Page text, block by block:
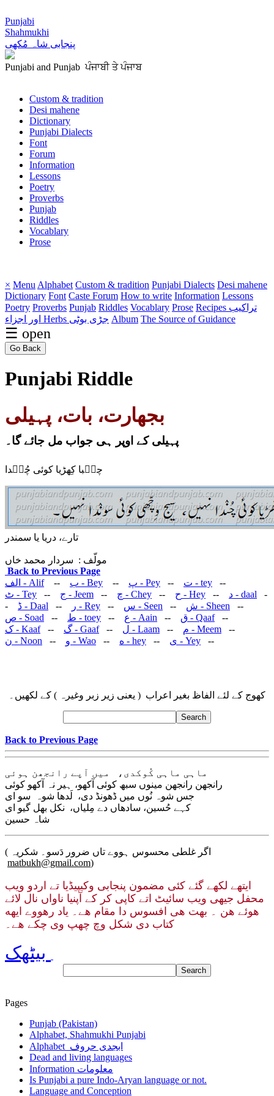
Punjabi
Shahmukhi
پنجابی شاہ مُکھی
Punjabi and Punjab ਪੰਜਾਬੀ ਤੇ ਪੰਜਾਬ
Custom & tradition
Desi mahene
Dictionary
Punjabi Dialects
Font
Forum
Information
Lessons
Poetry
Proverbs
Punjab
Riddles
Vocablary
Prose
× Menu Alphabet Custom & tradition Punjabi Dialects Desi mahene
Dictionary Font Caste Forum How to write Information Lessons
Poetry Proverbs Punjab Riddles Vocablary Prose Recipes تراکیب
Herbs جڑی بوٹی Album The Source of Guidance
☰ open
Go Back
Punjabi Riddle
بجھارت، بات، پہیلی
پہیلی کے اوپر ہی جواب مل جائے گا۔
چن٘با کِھڑیا کوئی چُنٛدا
تارے، دریا یا سمندر
مولّف : سردار محمد خاں
Back to Previous Page
الف - Alif-- ب - Bey -- پ - Pey -- ت - tey --
ٹ - Tey -- ج - Jeem -- چ - Chey -- ح - Hey -- د - daal -
- ڈ - Daal -- ر - Rey -- س - Seen -- ش - Sheen --
ص - Soad -- ط - toey -- ع - Aain -- ق - Qaaf--
ک- Kaaf-- گ- Gaaf-- ل - Laam -- م - Meem --
ن - Noon -- و - Wao -- ه - hey -- ی - Yey --
کھوج کے لئے الفاظ بغیر اعراب ( یعنی زیر زبر وغیرہ ) کے لکھیں۔
Back to Previous Page
ماہی ماہی کُوکدی، میں آپے رانجھن ہوئی
رانجھن رانجھن مینوں سبھ کوئی آکھو، ہیر نہ آکھو کوئی
جس شوہ نُوں میں ڈھونڈ دی، لَدھا شوہ سو ای
کہے حُسین، سادھاں دے مِلیاں، نکل بھل گیو ای
شاہ حسین
( اگر غلطی محسوس ہووے تاں ضرور دَسو۔ شکریہ
matbukh@gmail.com)
ایتھے لکھے گئے کئی مضمون پنجابی وکیپیڈیا تے اردو ویب
محفل جیهی ویب سائیٹ اتے کاپی کر کے آپنیا ناواں نال لائے
هوئے هن ۔ بهت هی افسوس دا مقام هے۔ یاد رهووے ایهه
کتاب دی شکل وچ چھپ وی چکے هے۔
Pages
Punjab (Pakistan)
Alphabet, Shahmukhi Punjabi
Alphabet ابجدی حروف
Dead and living languages
Information معلومات
Is Punjabi a pure Indo-Aryan language or not.
Language and Conception